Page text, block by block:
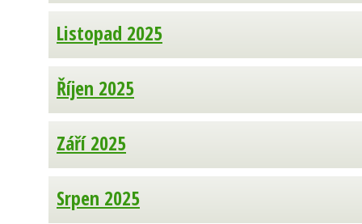
Listopad 2025
Říjen 2025
Září 2025
Srpen 2025